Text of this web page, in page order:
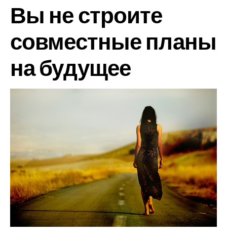
Вы не строите
совместные планы
на будущее